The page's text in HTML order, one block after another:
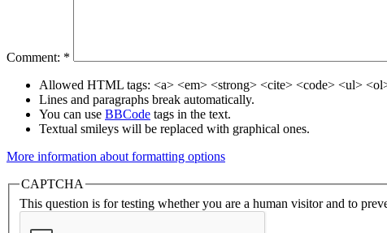
Comment: *
Allowed HTML tags: <a> <em> <strong> <cite> <code> <ul>
Lines and paragraphs break automatically.
You can use BBCode tags in the text.
Textual smileys will be replaced with graphical ones.
More information about formatting options
CAPTCHA
This question is for testing whether you are a human visitor and to